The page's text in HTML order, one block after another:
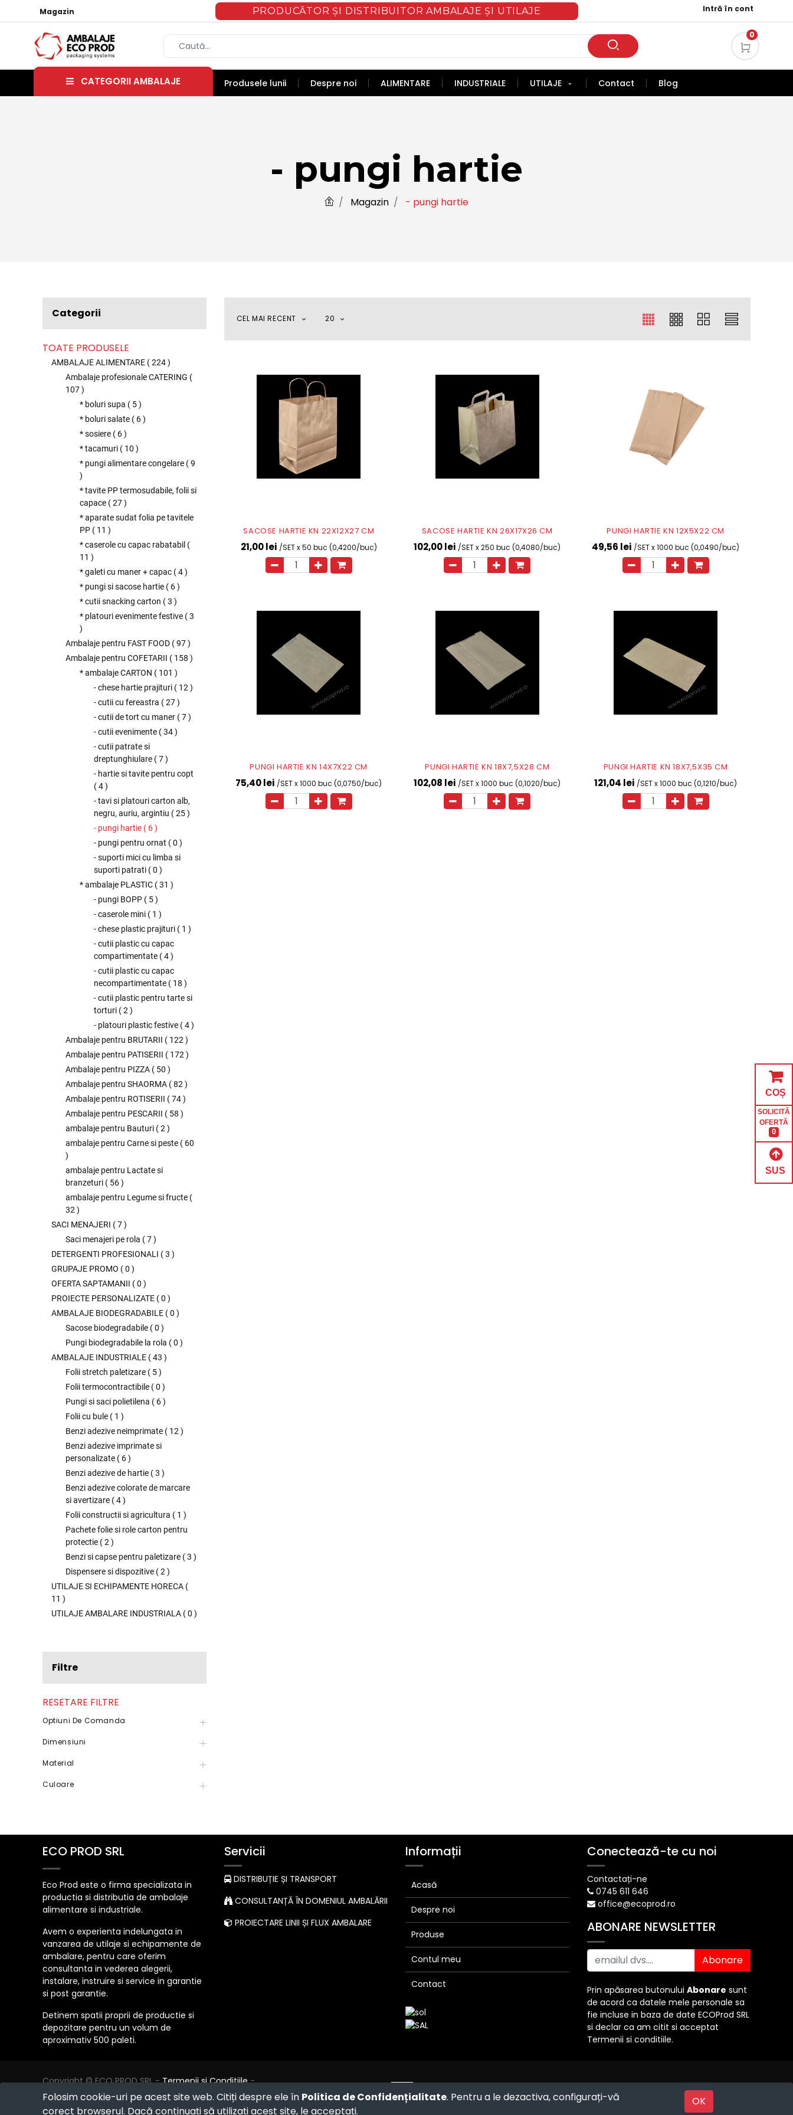
Magazin PRODUCĂTOR ȘI DISTRIBUITOR AMBALAJE ȘI UTILAJE Intră în cont
0
CATEGORII AMBALAJE Produsele lunii Despre noi ALIMENTARE INDUSTRIALE UTILAJE Contact Blog
- pungi hartie
Magazin - pungi hartie
Categorii
TOATE PRODUSELE
AMBALAJE ALIMENTARE (224)
Ambalaje profesionale CATERING (
107)
* boluri supa ( 5)
* boluri salate ( 6)
* sosiere ( 6)
* tacamuri ( 10 )
* pungi alimentare congelare (9
)
* tavite PP termosudabile, folii si
capace (27)
* aparate sudat folia pe tavitele
PP ( 11 )
* caserole cu capac rabatabil (
11 )
* galeti cu maner + capac (4)
* pungi si sacose hartie ( 6)
* cutii snacking carton (3 )
* platouri evenimente festive (3
)
Ambalaje pentru FAST FOOD (97)
Ambalaje pentru COFETARII ( 158 )
* ambalaje CARTON ( 101 )
- chese hartie prajituri ( 12 )
- cutii cu fereastra (27)
- cutii de tort cu maner (7)
- cutii evenimente (34)
- cutii patrate si
dreptunghiulare (7)
- hartie si tavite pentru copt
(4)
- tavi si platouri carton alb,
negru, auriu, argintiu (25)
- pungi hartie ( 6)
- pungi pentru ornat (0 )
- suporti mici cu limba si
suporti patrati (0 )
* ambalaje PLASTIC (31 )
- pungi BOPP ( 5)
- caserole mini ( 1 )
- chese plastic prajituri ( 1 )
- cutii plastic cu capac
compartimentate (4)
- cutii plastic cu capac
necompartimentate ( 18 )
- cutii plastic pentru tarte si
torturi (2 )
- platouri plastic festive (4)
Ambalaje pentru BRUTARII ( 122 )
Ambalaje pentru PATISERII ( 172 )
Ambalaje pentru PIZZA ( 50 )
Ambalaje pentru SHAORMA (82 )
Ambalaje pentru ROTISERII (74)
Ambalaje pentru PESCARII ( 58 )
ambalaje pentru Bauturi (2 )
ambalaje pentru Carne si peste ( 60
)
ambalaje pentru Lactate si
branzeturi ( 56)
ambalaje pentru Legume si fructe (
32 )
SACI MENAJERI (7)
Saci menajeri pe rola (7)
DETERGENTI PROFESIONALI (3 )
GRUPAJE PROMO (0 )
OFERTA SAPTAMANII (0 )
PROIECTE PERSONALIZATE (0 )
AMBALAJE BIODEGRADABILE (0 )
Sacose biodegradabile (0 )
Pungi biodegradabile la rola (0 )
AMBALAJE INDUSTRIALE (43 )
Folii stretch paletizare ( 5)
Folii termocontractibile (0 )
Pungi si saci polietilena ( 6)
Folii cu bule ( 1 )
Benzi adezive neimprimate ( 12 )
Benzi adezive imprimate si
personalizate ( 6)
Benzi adezive de hartie (3 )
Benzi adezive colorate de marcare
si avertizare (4)
Folii constructii si agricultura ( 1 )
Pachete folie si role carton pentru
protectie (2 )
Benzi si capse pentru paletizare (3 )
Dispensere si dispozitive (2 )
UTILAJE SI ECHIPAMENTE HORECA (
11 )
UTILAJE AMBALARE INDUSTRIALA (0 )
Filtre
RESETARE FILTRE
Optiuni De Comanda
Dimensiuni
Material
Culoare
CEL MAI RECENT 20
SACOSE HARTIE KN 22X12X27 CM
21,00 lei /SET x 50 buc (0,4200/buc)
SACOSE HARTIE KN 26X17X26 CM
102,00 lei /SET x 250 buc (0,4080/buc)
PUNGI HARTIE KN 12X5X22 CM
49,56 lei /SET x 1000 buc (0,0490/buc)
PUNGI HARTIE KN 14X7X22 CM
75,40 lei /SET x 1000 buc (0,0750/buc)
PUNGI HARTIE KN 18X7,5X28 CM
102,08 lei /SET x 1000 buc (0,1020/buc)
PUNGI HARTIE KN 18X7,5X35 CM
121,04 lei /SET x 1000 buc (0,1210/buc)
Folosim cookie-uri pe acest site web. Citiți despre ele în Politica de Confidențialitate. Pentru a le dezactiva, configurați-vă
corect browserul. Dacă continuați să utilizați acest site, le acceptați.
OK
ECO PROD SRL
Eco Prod este o firma specializata in
productia si distributia de ambalaje
alimentare si industriale.
Avem o experienta indelungata in
vanzarea de utilaje si echipamente de
ambalare, pentru care oferim
consultanta in vederea alegerii,
instalare, instruire si service in garantie
si post garantie.
Detinem spatii proprii de productie si
depozitare pentru un volum de
aproximativ 500 paleti.
Servicii
DISTRIBUȚIE ȘI TRANSPORT
CONSULTANȚĂ ÎN DOMENIUL AMBALĂRII
PROIECTARE LINII ȘI FLUX AMBALARE
Informații
Acasă
Despre noi
Produse
Contul meu
Contact
Conectează-te cu noi
Contactați-ne
0745 611 646
office@ecoprod.ro
ABONARE NEWSLETTER
Abonare
Prin apăsarea butonului Abonare sunt
de acord ca datele mele personale sa
fie incluse in baza de date ECOProd SRL
si declar ca am citit si acceptat
Termenii si conditiile.
Copyright © ECO PROD SRL -Termenii si Conditiile -
Politica de Confidențialitate -Consultanță juridică -
Politica de retur
Cum cumpăr?
eCommerce
Powered by
COȘ
SOLICITĂ
OFERTĂ
0
SUS